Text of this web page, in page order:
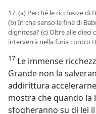
17. (a) Perché le ricchezze
(b) In che senso la fine di
dignitosa? (c) Oltre alle dieci
interverrà nella furia contro
17 Le immense
Grande non la
addirittura
mostra che quando la
sfogheranno su di lei